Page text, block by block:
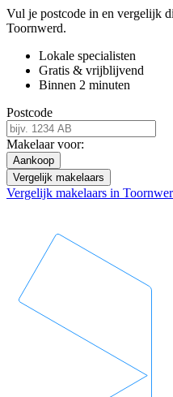
Vul je postcode in en vergelijk
Toornwerd.
Lokale specialisten
Gratis & vrijblijvend
Binnen 2 minuten
Postcode
Makelaar voor:
Aankoop
Vergelijk makelaars
Vergelijk makelaars in